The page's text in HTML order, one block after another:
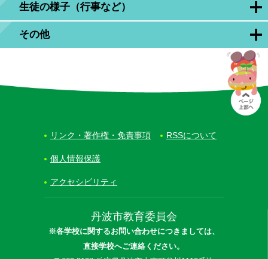
生徒の様子（行事など）
その他
丹波市教育委員会
※各学校に関するお問い合わせにつきましては、
直接学校へご連絡ください。
リンク・著作権・免責事項 RSSについて
個人情報保護
アクセシビリティ